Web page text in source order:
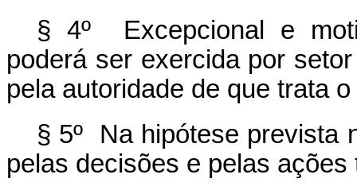
§ 4º Excepcional e
poderá ser exercida por
pela autoridade de que trata o
§ 5º Na hipótese prevista
pelas decisões e pelas